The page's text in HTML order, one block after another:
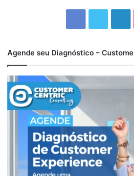
Agende seu Diagnóstico –